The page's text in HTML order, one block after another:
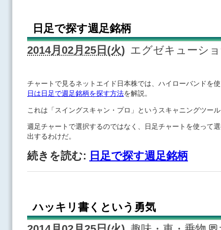
日足で探す週足銘柄
2014月02月25日(火) エグゼキューシ
チャートで見るネットエイド日本株では、ハイローバンドを
日は日足で週足銘柄を探す方法を解説。
これは「スイングスキャン・プロ」というスキャニングツー
週足チャートで選択するのではなく、日足チャートを使って
出するわけだ。
続きを読む: 日足で探す週足銘柄
ハッキリ書くという勇気